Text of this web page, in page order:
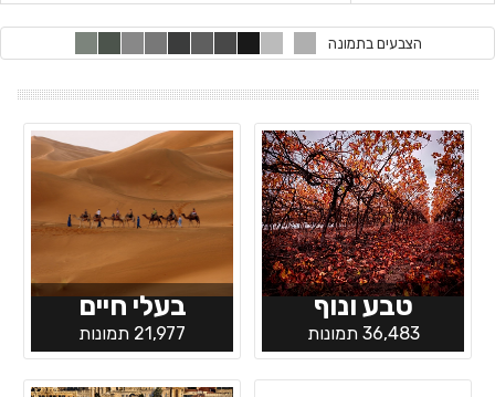
הצבעים בתמונה
טבע ונוף
36,483 תמונות
בעלי חיים
21,977 תמונות